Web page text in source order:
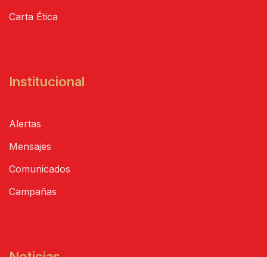
Carta Ética
Institucional
Alertas
Mensajes
Comunicados
Campañas